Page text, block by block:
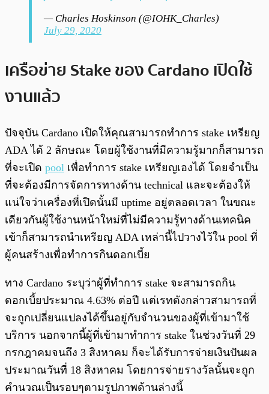
— Charles Hoskinson (@IOHK_Charles)
July 29, 2020
เครือข่าย Stake ของ Cardano เปิดใช้
งานแล้ว
ปัจจุบัน Cardano เปิดให้คุณสามารถทำการ stake เหรียญ
ADA ได้ 2 ลักษณะ โดยผู้ใช้งานที่มีความรู้มากก็สามารถ
ที่จะเปิด pool เพื่อทำการ stake เหรียญเองได้ โดยจำเป็น
ที่จะต้องมีการจัดการทางด้าน technical และจะต้องให้
แน่ใจว่าเครื่องที่เปิดนั้นมี uptime อยู่ตลอดเวลา ในขณะ
เดียวกันผู้ใช้งานหน้าใหม่ที่ไม่มีความรู้ทางด้านเทคนิค
เข้าก็สามารถนำเหรียญ ADA เหล่านี้ไปวางไว้ใน pool ที่
ผู้คนสร้างเพื่อทำการกินดอกเบี้ย
ทาง Cardano ระบุว่าผู้ที่ทำการ stake จะสามารถกิน
ดอกเบี้ยประมาณ 4.63% ต่อปี แต่เรทดังกล่าวสามารถที่
จะถูกเปลี่ยนแปลงได้ขึ้นอยู่กับจำนวนของผู้ที่เข้ามาใช้
บริการ นอกจากนี้ผู้ที่เข้ามาทำการ stake ในช่วงวันที่ 29
กรกฎาคมจนถึง 3 สิงหาคม ก็จะได้รับการจ่ายเงินปันผล
ประมาณวันที่ 18 สิงหาคม โดยการจ่ายรางวัลนั้นจะถูก
คำนวณเป็นรอบๆตามรูปภาพด้านล่างนี้